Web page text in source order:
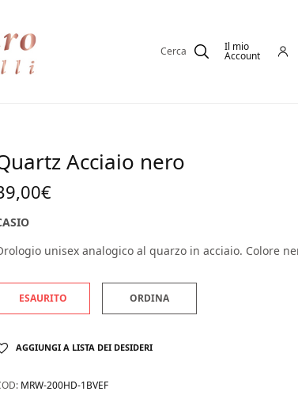
Cerca Il mio
Account
Acciaio nero
€
unisex analogico al quarzo in acciaio. Colore
ESAURITO ORDINA
AGGIUNGI A LISTA DEI DESIDERI
MRW-200HD-1BVEF